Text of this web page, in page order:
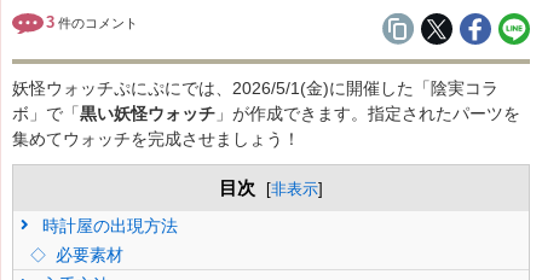
3 件のコメント
妖怪ウォッチぷにぷにでは、2026/5/1(金)に開催した「陰実コラ
ボ」で「黒い妖怪ウォッチ 」が作成できます。指定されたパーツを
集めてウォッチを完成させましょう！
目次 [非表示]
時計屋の出現方法
必要素材